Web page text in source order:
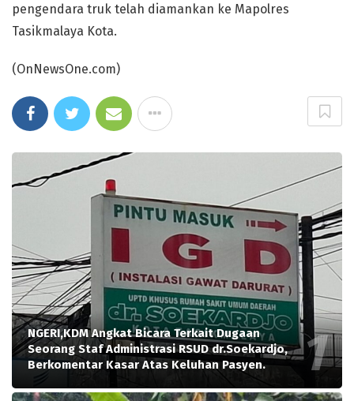
pengendara truk telah diamankan ke Mapolres
Tasikmalaya Kota.
(OnNewsOne.com)
NGERI,KDM Angkat Bicara Terkait Dugaan
Seorang Staf Administrasi RSUD dr.Soekardjo,
Berkomentar Kasar Atas Keluhan Pasyen.